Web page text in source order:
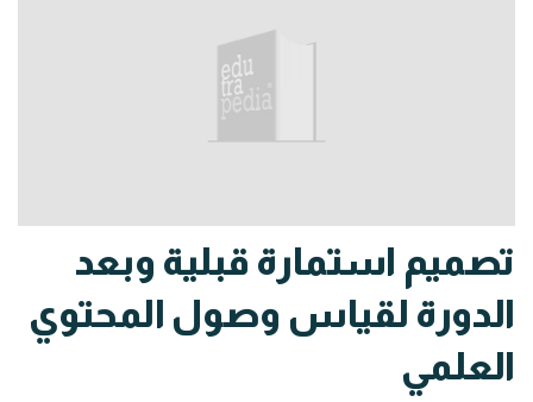
تصميم استمارة قبلية وبعد
الدورة لقياس وصول المحتوي
العلمي